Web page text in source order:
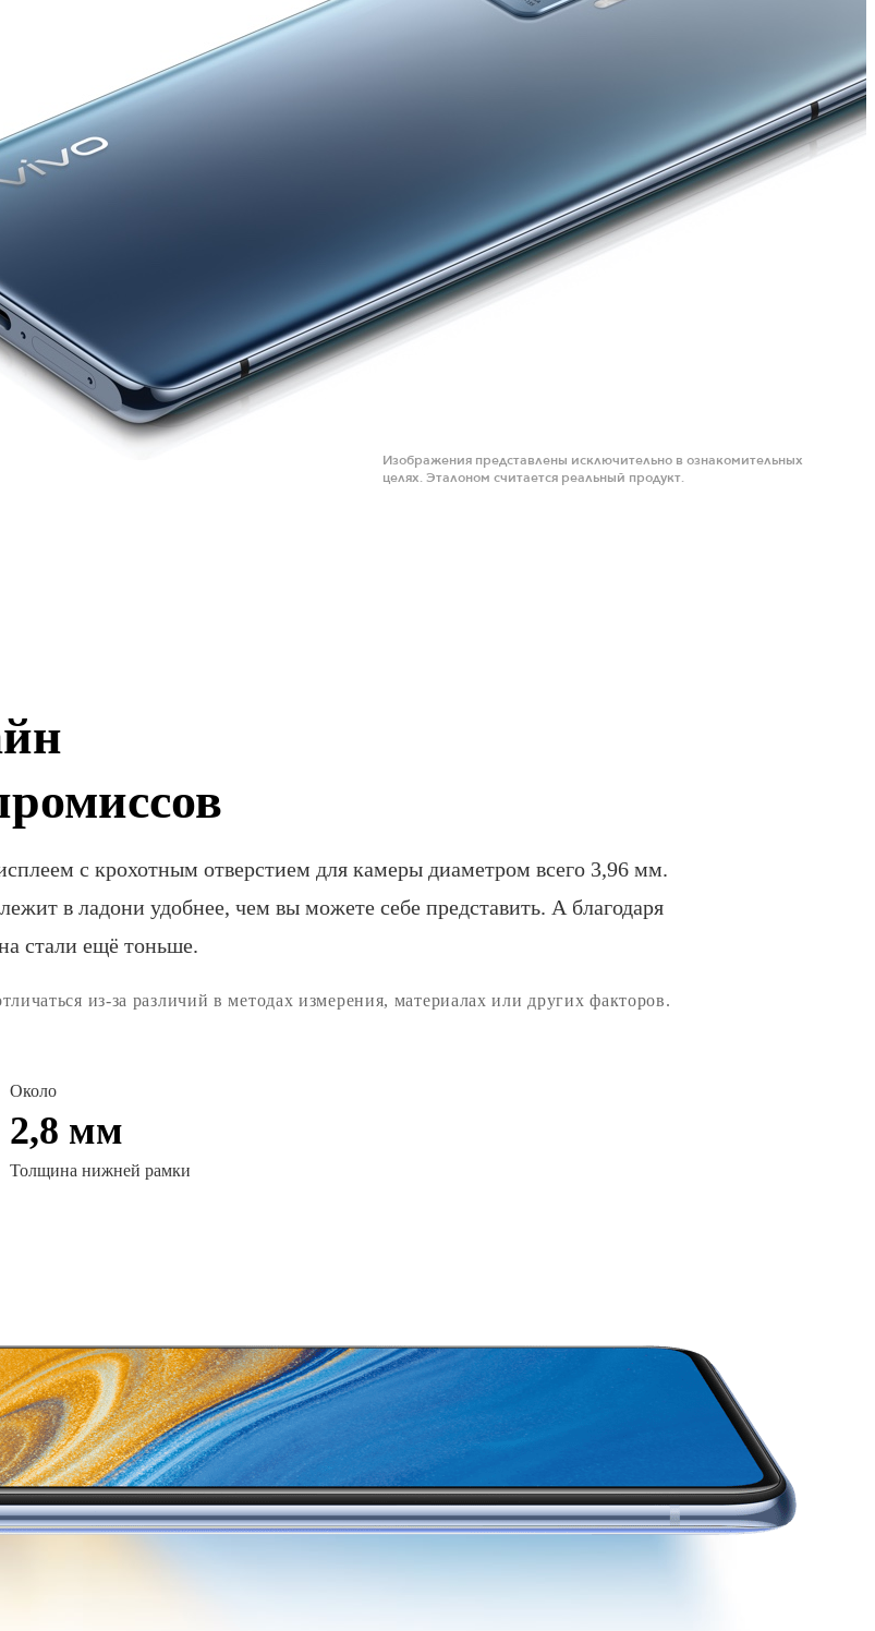
Изображения представлены исключительно в ознакомительных
целях. Эталоном считается реальный продукт.
с крохотным отверстием для камеры диаметром всего 3,96 мм.
в ладони удобнее, чем вы можете себе представить. А благодаря
стали ещё тоньше.
из-за различий в методах измерения, материалах или других факторов.
Около
2,8 мм
Толщина нижней рамки